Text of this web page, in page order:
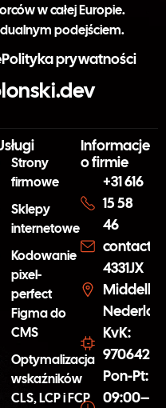
w całej Europie.
podejściem.
Polityka prywatności
Strony
firmowe
Sklepy
internetowe
Kodowanie
pixel-
perfect
Figma do
CMS
Optymalizacja
wskaźników
CLS, LCP i FCP
Informacje
o firmie
+31 616
15 58
46
4331JX
KvK:
97064254
Pon-Pt:
09:00–